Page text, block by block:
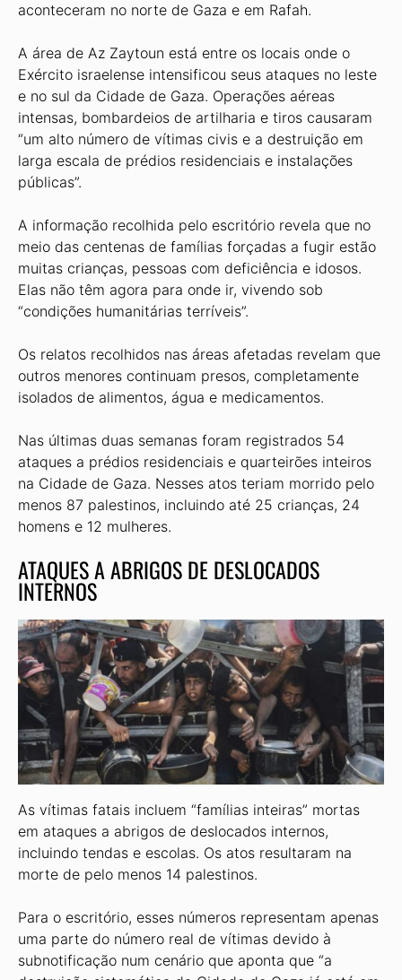
aconteceram no norte de Gaza e em Rafah.
A área de Az Zaytoun está entre os locais onde o
Exército israelense intensificou seus ataques no leste
e no sul da Cidade de Gaza. Operações aéreas
intensas, bombardeios de artilharia e tiros causaram
“um alto número de vítimas civis e a destruição em
larga escala de prédios residenciais e instalações
públicas”.
A informação recolhida pelo escritório revela que no
meio das centenas de famílias forçadas a fugir estão
muitas crianças, pessoas com deficiência e idosos.
Elas não têm agora para onde ir, vivendo sob
“condições humanitárias terríveis”.
Os relatos recolhidos nas áreas afetadas revelam que
outros menores continuam presos, completamente
isolados de alimentos, água e medicamentos.
Nas últimas duas semanas foram registrados 54
ataques a prédios residenciais e quarteirões inteiros
na Cidade de Gaza. Nesses atos teriam morrido pelo
menos 87 palestinos, incluindo até 25 crianças, 24
homens e 12 mulheres.
ATAQUES A ABRIGOS DE DESLOCADOS
INTERNOS
As vítimas fatais incluem “famílias inteiras” mortas
em ataques a abrigos de deslocados internos,
incluindo tendas e escolas. Os atos resultaram na
morte de pelo menos 14 palestinos.
Para o escritório, esses números representam apenas
uma parte do número real de vítimas devido à
subnotificação num cenário que aponta que “a